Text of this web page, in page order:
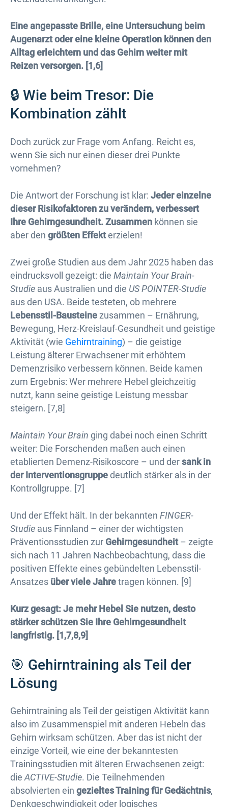
Eine angepasste Brille, eine Untersuchung beim
Augenarzt oder eine kleine Operation können den
Alltag erleichtern und das Gehirn weiter mit
Reizen versorgen. [1,6]
🔒 Wie beim Tresor: Die
Kombination zählt
Doch zurück zur Frage vom Anfang. Reicht es,
wenn Sie sich nur einen dieser drei Punkte
vornehmen?
Die Antwort der Forschung ist klar: Jeder einzelne
dieser Risikofaktoren zu verändern, verbessert
Ihre Gehirngesundheit.Zusammen können sie
aber den größten Effekterzielen!
Zwei große Studien aus dem Jahr 2025 haben das
eindrucksvoll gezeigt: die Maintain Your Brain-
Studie aus Australien und die US POINTER-Studie
aus den USA. Beide testeten, ob mehrere
Lebensstil-Bausteine zusammen – Ernährung,
Bewegung, Herz-Kreislauf-Gesundheit und geistige
Aktivität (wie Gehirntraining) – die geistige
Leistung älterer Erwachsener mit erhöhtem
Demenzrisiko verbessern können. Beide kamen
zum Ergebnis: Wer mehrere Hebel gleichzeitig
nutzt, kann seine geistige Leistung messbar
steigern. [7,8]
Maintain Your Brain ging dabei noch einen Schritt
weiter: Die Forschenden maßen auch einen
etablierten Demenz-Risikoscore – und dersank in
der Interventionsgruppedeutlich stärker als in der
Kontrollgruppe. [7]
Und der Effekt hält. In der bekannten FINGER-
Studie aus Finnland – einer der wichtigsten
Präventionsstudien zur Gehirngesundheit– zeigte
sich nach 11 Jahren Nachbeobachtung, dass die
positiven Effekte eines gebündelten Lebensstil-
Ansatzes über viele Jahretragen können. [9]
Kurz gesagt: Je mehr Hebel Sie nutzen, desto
stärker schützen Sie Ihre Gehirngesundheit
langfristig. [1,7,8,9]
🎯 Gehirntraining als Teil der
Lösung
Gehirntraining als Teil der geistigen Aktivität kann
also im Zusammenspiel mit anderen Hebeln das
Gehirn wirksam schützen. Aber das ist nicht der
einzige Vorteil, wie eine der bekanntesten
Trainingsstudien mit älteren Erwachsenen zeigt:
die ACTIVE-Studie. Die Teilnehmenden
absolvierten ein gezieltes Training für Gedächtnis,
Denkgeschwindigkeit oder logisches